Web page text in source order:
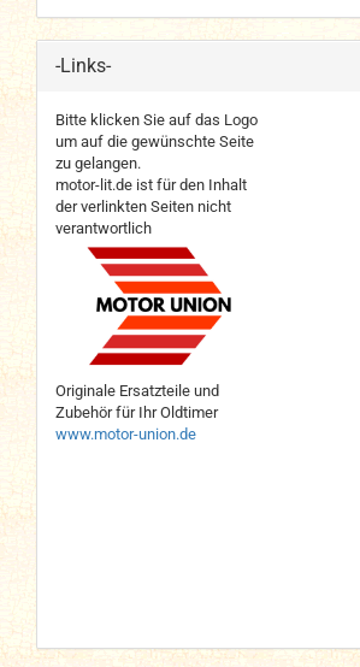
-Links-
Bitte klicken Sie auf das Logo
um auf die gewünschte Seite
zu gelangen.
motor-lit.de ist für den Inhalt
der verlinkten Seiten nicht
verantwortlich
Originale Ersatzteile und
Zubehör für Ihr Oldtimer
www.motor-union.de